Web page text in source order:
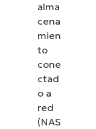
alma
cena
mien
to
cone
ctad
o a
red
(NAS